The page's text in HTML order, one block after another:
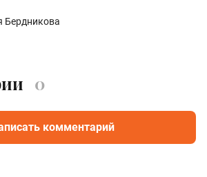
Бердникова
0
комментарий